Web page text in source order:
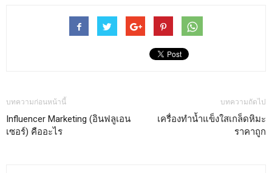
บทความก่อนหน้านี้
Influencer Marketing (อินฟลูเอน
เซอร์) คืออะไร
บทความถัดไป
เครื่องทำน้ำแข็งใสเกล็ดหิมะ
ราคาถูก